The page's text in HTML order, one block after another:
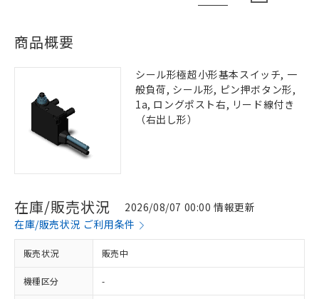
商品概要
シール形極超小形基本スイッチ, 一
般負荷, シール形, ピン押ボタン形,
1a, ロングポスト右, リード線付き
（右出し形）
在庫/販売状況
2026/08/07 00:00 情報更新
在庫/販売状況 ご利用条件
販売状況 販売中
機種区分 -